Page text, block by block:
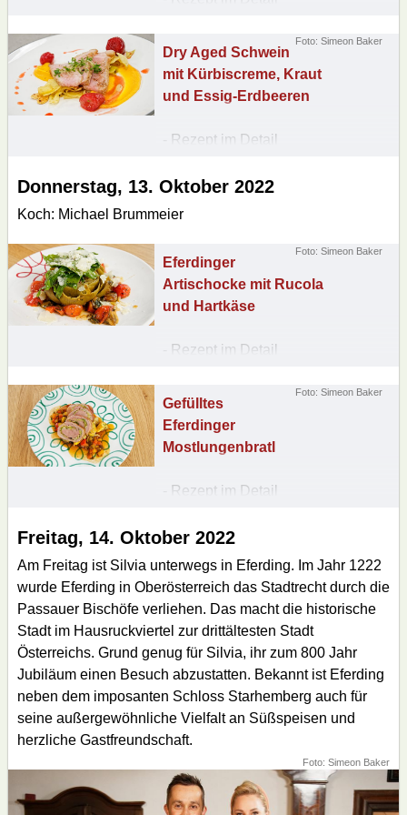
Foto: Simeon Baker
Dry Aged Schwein
mit Kürbiscreme, Kraut
und Essig-Erdbeeren
- Rezept im Detail
Donnerstag, 13. Oktober 2022
Koch: Michael Brummeier
Foto: Simeon Baker
Eferdinger
Artischocke mit Rucola
und Hartkäse
- Rezept im Detail
Foto: Simeon Baker
Gefülltes
Eferdinger
Mostlungenbratl
- Rezept im Detail
Freitag, 14. Oktober 2022
Am Freitag ist Silvia unterwegs in Eferding. Im Jahr 1222
wurde Eferding in Oberösterreich das Stadtrecht durch die
Passauer Bischöfe verliehen. Das macht die historische
Stadt im Hausruckviertel zur drittältesten Stadt
Österreichs. Grund genug für Silvia, ihr zum 800 Jahr
Jubiläum einen Besuch abzustatten. Bekannt ist Eferding
neben dem imposanten Schloss Starhemberg auch für
seine außergewöhnliche Vielfalt an Süßspeisen und
herzliche Gastfreundschaft.
Foto: Simeon Baker